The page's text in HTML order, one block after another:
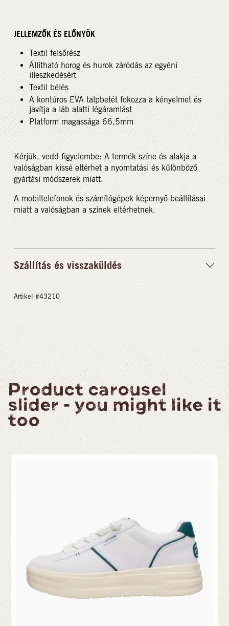
JELLEMZŐK ÉS ELŐNYÖK
Textil felsőrész
Állítható horog és hurok záródás az egyéni
illeszkedésért
Textil bélés
A kontúros EVA talpbetét fokozza a kényelmet és
javítja a láb alatti légáramlást
Platform magassága 66,5mm
Kérjük, vedd figyelembe: A termék színe és alakja a
valóságban kissé eltérhet a nyomtatási és különböző
gyártási módszerek miatt.
A mobiltelefonok és számítógépek képernyő-beállításai
miatt a valóságban a színek eltérhetnek.
Szállítás és visszaküldés
Artikel #43210
Product carousel
slider - you might like it
too